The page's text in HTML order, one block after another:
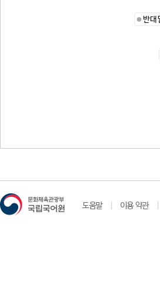
반대
도움말 이용 약관